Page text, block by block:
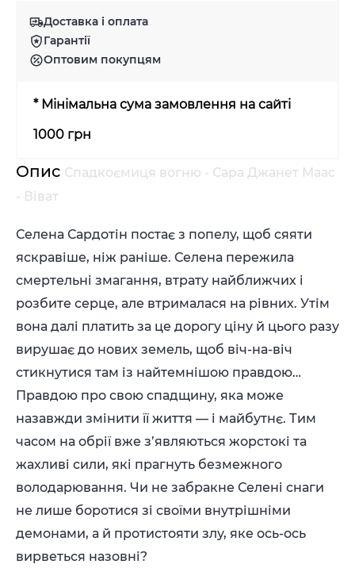
Доставка і оплата
Гарантії
Оптовим покупцям
* Мінімальна сума замовлення на сайті
1000 грн
Опис Спадкоємиця вогню - Сара Джанет Маас
- Віват
Селена Сардотін постає з попелу, щоб сяяти
яскравіше, ніж раніше. Селена пережила
смертельні змагання, втрату найближчих і
розбите серце, але втрималася на рівних. Утім
вона далі платить за це дорогу ціну й цього разу
вирушає до нових земель, щоб віч-на-віч
стикнутися там із найтемнішою правдою…
Правдою про свою спадщину, яка може
назавжди змінити її життя — і майбутнє. Тим
часом на обрії вже з’являються жорстокі та
жахливі сили, які прагнуть безмежного
володарювання. Чи не забракне Селені снаги
не лише боротися зі своїми внутрішніми
демонами, а й протистояти злу, яке ось-ось
вирветься назовні?